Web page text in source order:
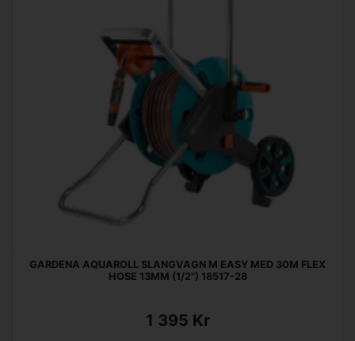
GARDENA AQUAROLL SLANGVAGN M EASY MED 30M FLEX
HOSE 13MM (1/2") 18517-28
1 395 Kr